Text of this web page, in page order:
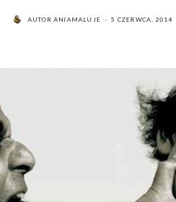
AUTOR ANIAMALUJE
POSTED
5 CZERWCA, 2014